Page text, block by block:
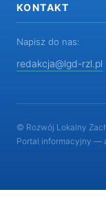
KONTAKT
Napisz do nas:
redakcja@lgd-rzl.pl
© Rozwój Lokalny
Portal informacyjny —